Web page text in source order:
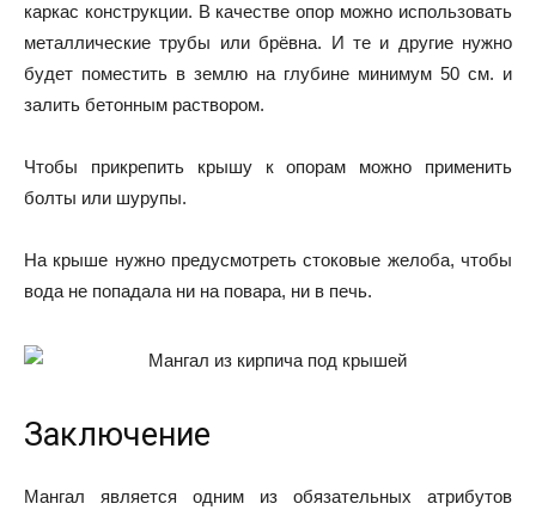
каркас конструкции. В качестве опор можно использовать
металлические трубы или брёвна. И те и другие нужно
будет поместить в землю на глубине минимум 50 см. и
залить бетонным раствором.
Чтобы прикрепить крышу к опорам можно применить
болты или шурупы.
На крыше нужно предусмотреть стоковые желоба, чтобы
вода не попадала ни на повара, ни в печь.
Заключение
Мангал является одним из обязательных атрибутов